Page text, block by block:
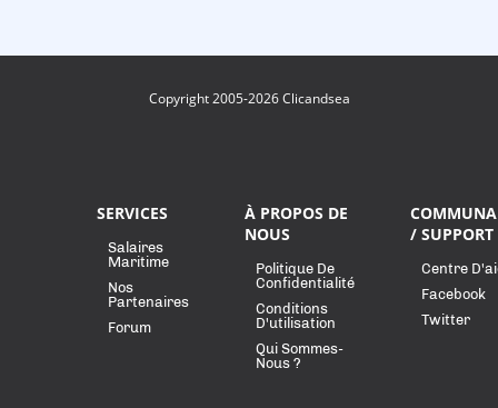
Copyright 2005-2026 Clicandsea
SERVICES
Salaires
Maritime
Nos
Partenaires
Forum
À PROPOS DE
NOUS
Politique De
Confidentialité
Conditions
D'utilisation
Qui Sommes-
Nous ?
/ SUPPORT
Centre
Facebook
Twitter